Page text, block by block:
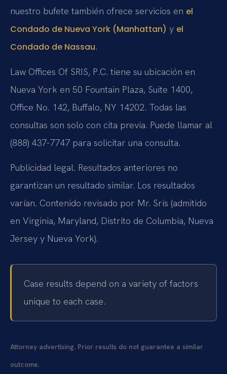
nuestro bufete también ofrece servicios en el
Condado de Nueva York (Manhattan) y el
Condado de Nassau.
Law Offices Of SRIS, P.C. tiene su ubicación en
Nueva York en 50 Fountain Plaza, Suite 1400,
Office No. 142, Buffalo, NY 14202. Todas las
consultas son solo con cita previa. Puede llamar al
(888) 437-7747 para solicitar una consulta.
Publicidad legal. Resultados anteriores no
garantizan un resultado similar. Los resultados
varían. Contenido revisado por Mr. Sris (admitido
en Virginia, Maryland, Distrito de Columbia, Nueva
Jersey y Nueva York).
Case results depend on a variety of factors
unique to each case.
Attorney advertising. Prior results do not guarantee a similar
outcome.